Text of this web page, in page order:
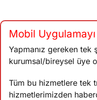
Mobil
Yapmanız gereken tek
kurumsal/bireysel üye
Tüm bu hizmetlere tek
hizmetlerimizden